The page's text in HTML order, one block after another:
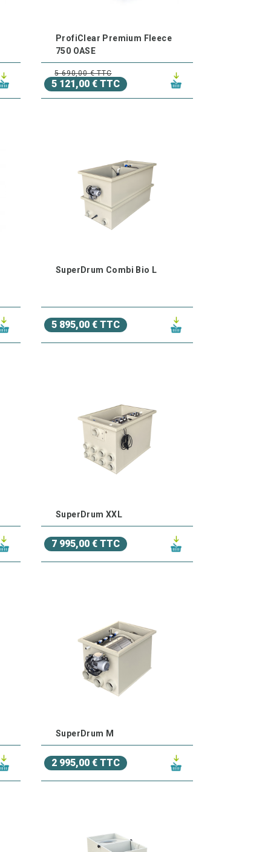
ProfiClear Premium Fleece
750 OASE
5 690,00 € TTC
5 121,00 € TTC
SuperDrum Combi Bio L
5 895,00 € TTC
SuperDrum XXL
7 995,00 € TTC
SuperDrum M
2 995,00 € TTC